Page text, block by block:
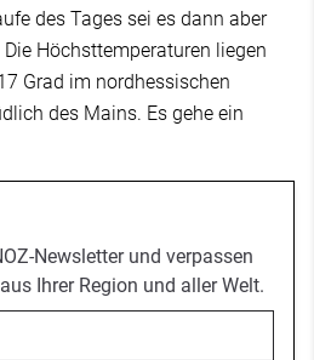
des Tages sei es dann aber
Höchsttemperaturen liegen
Grad im nordhessischen
des Mains. Es gehe ein
Newsletter und verpassen
Ihrer Region und aller Welt.